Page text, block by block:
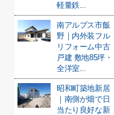
軽量鉄...
南アルプス市飯
野｜内外装フル
リフォーム中古
戸建 敷地85坪・
全洋室...
昭和町築地新居
｜南側が畑で日
当たり良好な新